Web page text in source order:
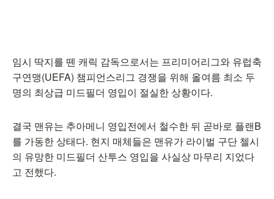
임시 딱지를 뗀 캐릭 감독으로서는 프리미어리그와 유럽축
구연맹(UEFA) 챔피언스리그 경쟁을 위해 올여름 최소 두
명의 최상급 미드필더 영입이 절실한 상황이다.
결국 맨유는 추아메니 영입전에서 철수한 뒤 곧바로 플랜B
를 가동한 상태다. 현지 매체들은 맨유가 라이벌 구단 첼시
의 유망한 미드필더 산투스 영입을 사실상 마무리 지었다
고 전했다.